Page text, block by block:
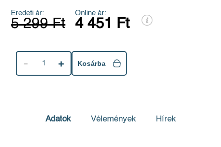
Eredeti ár:
5 299 Ft
Online ár:
4 451 Ft
1 Kosárba
Adatok Vélemények Hírek